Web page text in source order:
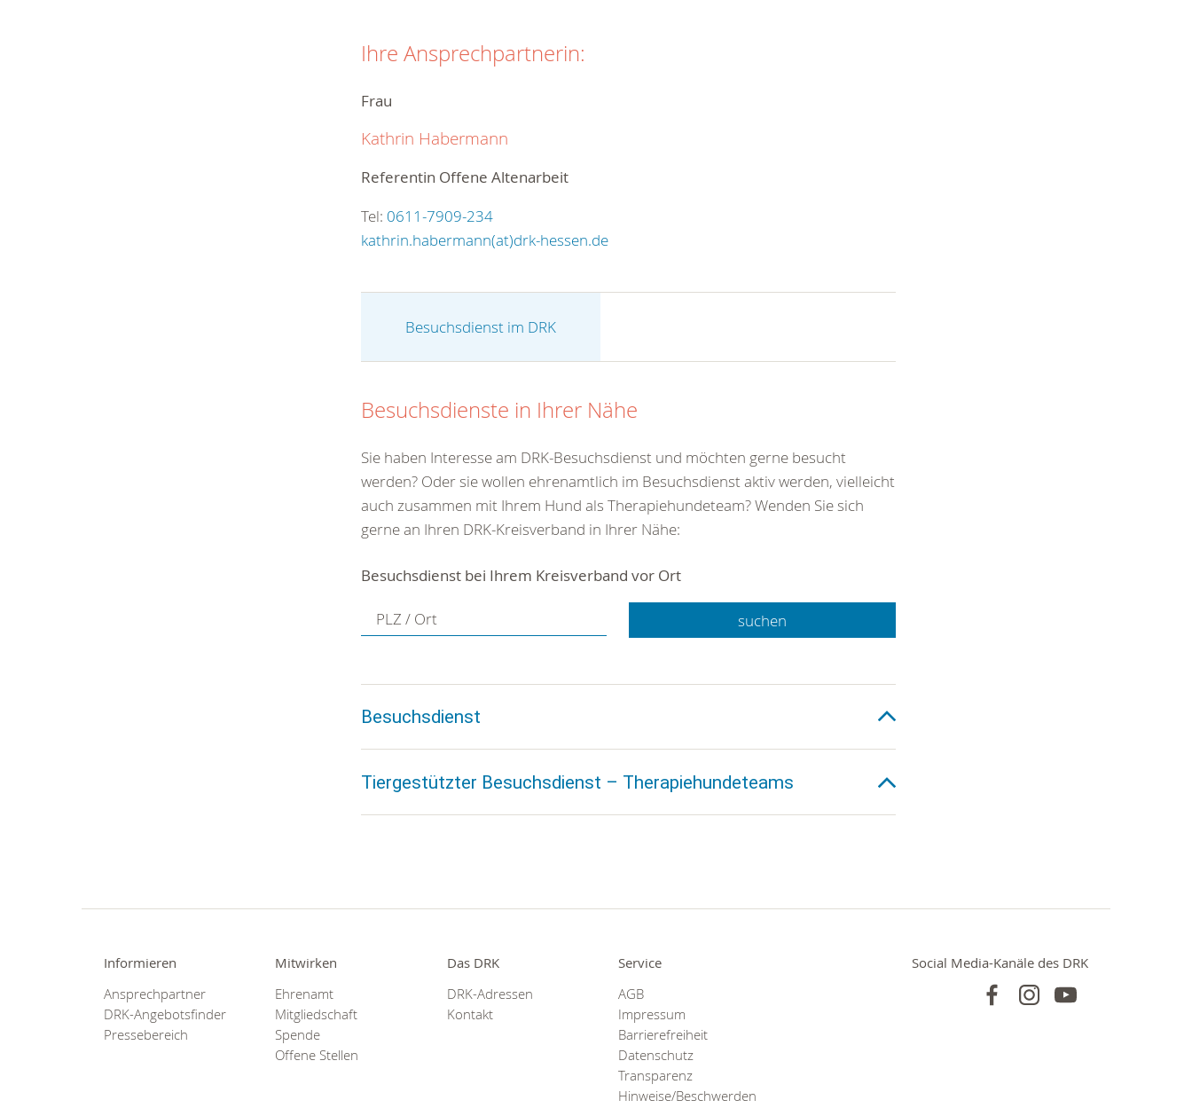
Ihre Ansprechpartnerin:
Frau
Kathrin Habermann
Referentin Offene Altenarbeit
Tel: 0611-7909-234
kathrin.habermann(at)drk-hessen.de
Besuchsdienst im DRK
Besuchsdienste in Ihrer Nähe
Sie haben Interesse am DRK-Besuchsdienst und möchten gerne besucht
werden? Oder sie wollen ehrenamtlich im Besuchsdienst aktiv werden, vielleicht
auch zusammen mit Ihrem Hund als Therapiehundeteam? Wenden Sie sich
gerne an Ihren DRK-Kreisverband in Ihrer Nähe:
Besuchsdienst bei Ihrem Kreisverband vor Ort
PLZ / Ort
Besuchsdienst
Tiergestützter Besuchsdienst – Therapiehundeteams
Informieren
Ansprechpartner
DRK-Angebotsfinder
Pressebereich
Mitwirken
Ehrenamt
Mitgliedschaft
Spende
Offene Stellen
Das DRK
DRK-Adressen
Kontakt
Service
AGB
Impressum
Barrierefreiheit
Datenschutz
Transparenz
Hinweise/Beschwerden
Social Media-Kanäle des DRK